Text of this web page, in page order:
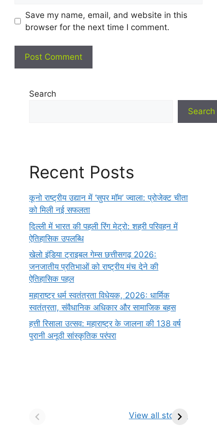
Save my name, email, and website in this
browser for the next time I comment.
Search
Search
Recent Posts
कूनो राष्ट्रीय उद्यान में ‘सुपर मॉम’ ज्वाला: प्रोजेक्ट चीता
को मिली नई सफलता
दिल्ली में भारत की पहली रिंग मेट्रो: शहरी परिवहन में
ऐतिहासिक उपलब्धि
खेलो इंडिया ट्राइबल गेम्स छत्तीसगढ़ 2026:
जनजातीय प्रतिभाओं को राष्ट्रीय मंच देने की
ऐतिहासिक पहल
महाराष्ट्र धर्म स्वतंत्रता विधेयक, 2026: धार्मिक
स्वतंत्रता, संवैधानिक अधिकार और सामाजिक बहस
हत्ती रिसाला उत्सव: महाराष्ट्र के जालना की 138 वर्ष
पुरानी अनूठी सांस्कृतिक परंपरा
View all stories
किसे कहते है?
ज्योतिर्लिंग | नाम,